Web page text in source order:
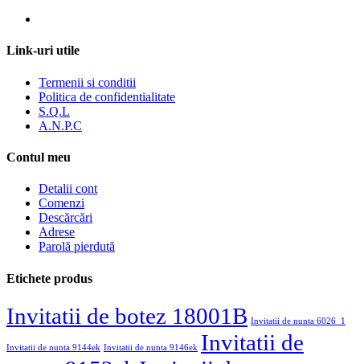
Link-uri utile
Termenii si conditii
Politica de confidentialitate
S.Q.L
A.N.P.C
Contul meu
Detalii cont
Comenzi
Descărcări
Adrese
Parolă pierdută
Etichete produs
Invitatii de botez 18001B Invitatii de nunta 6026_1
Invitatii de nunta 9144ek Invitatii de nunta 9146ek Invitatii de